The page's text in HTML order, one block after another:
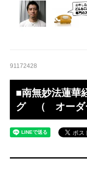
91172428
■南無妙法蓮
グ （ オーダ